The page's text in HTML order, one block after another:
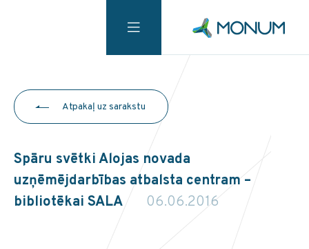
Atpakaļ uz sarakstu
Spāru svētki Alojas novada
uzņēmējdarbības atbalsta centram –
bibliotēkai SALA
06.06.2016